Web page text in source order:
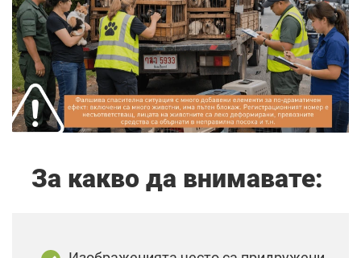
За какво да внимавате: